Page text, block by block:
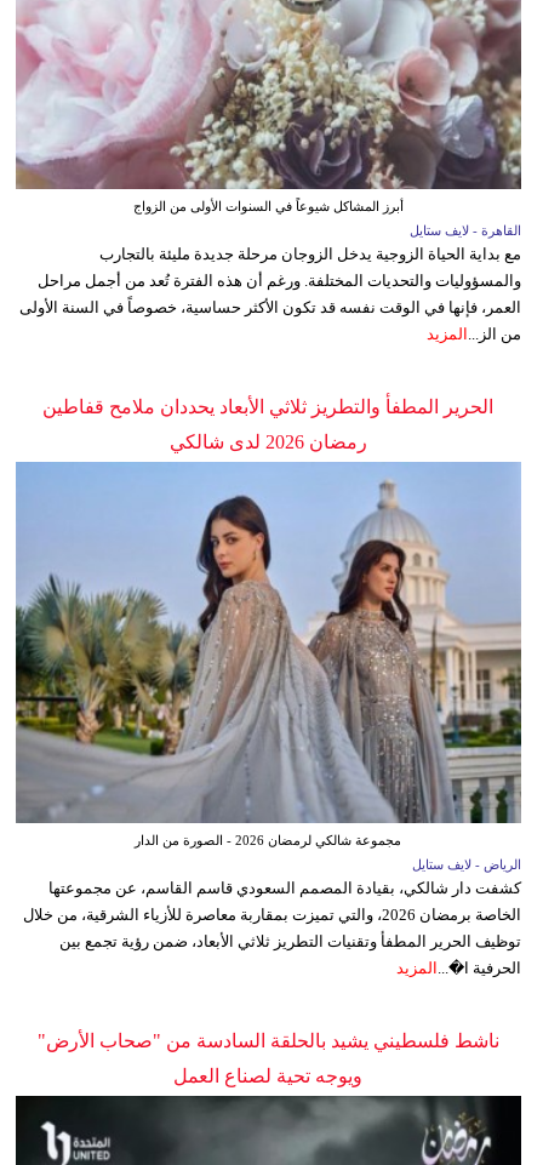
أبرز المشاكل شيوعاً في السنوات الأولى من الزواج
القاهرة - لايف ستايل
مع بداية الحياة الزوجية يدخل الزوجان مرحلة جديدة مليئة بالتجارب
والمسؤوليات والتحديات المختلفة. ورغم أن هذه الفترة تُعد من أجمل مراحل
العمر، فإنها في الوقت نفسه قد تكون الأكثر حساسية، خصوصاً في السنة الأولى
من الز...
المزيد
الحرير المطفأ والتطريز ثلاثي الأبعاد يحددان ملامح قفاطين
رمضان 2026 لدى شالكي
مجموعة شالكي لرمضان 2026 - الصورة من الدار
الرياض - لايف ستايل
كشفت دار شالكي، بقيادة المصمم السعودي قاسم القاسم، عن مجموعتها
الخاصة برمضان 2026، والتي تميزت بمقاربة معاصرة للأزياء الشرقية، من خلال
توظيف الحرير المطفأ وتقنيات التطريز ثلاثي الأبعاد، ضمن رؤية تجمع بين
الحرفية ا�... المزيد
ناشط فلسطيني يشيد بالحلقة السادسة من "صحاب الأرض"
ويوجه تحية لصناع العمل